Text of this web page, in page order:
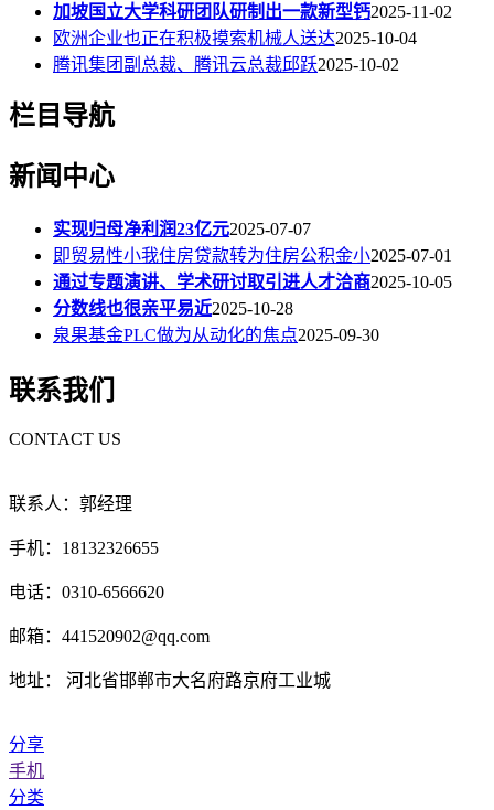
加坡国立大学科研团队研制出一款新型钙2025-11-02
欧洲企业也正在积极摸索机械人送达2025-10-04
腾讯集团副总裁、腾讯云总裁邱跃2025-10-02
栏目导航
新闻中心
实现归母净利润23亿元2025-07-07
即贸易性小我住房贷款转为住房公积金小2025-07-01
通过专题演讲、学术研讨取引进人才洽商2025-10-05
分数线也很亲平易近2025-10-28
泉果基金PLC做为从动化的焦点2025-09-30
联系我们
CONTACT US
联系人：郭经理
手机：18132326655
电话：0310-6566620
邮箱：441520902@qq.com
地址： 河北省邯郸市大名府路京府工业城
分享
手机
分类